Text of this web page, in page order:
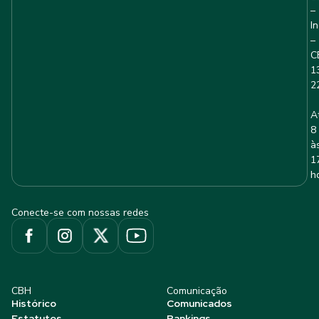
–
–
8
Conecte-se com nossas redes
CBH
Histórico
Comunicação
Comunicados